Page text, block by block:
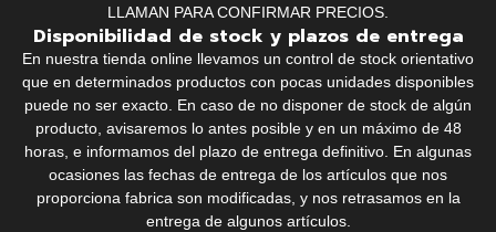
LLAMAN PARA CONFIRMAR PRECIOS.
Disponibilidad de stock y plazos de entrega
En nuestra tienda online llevamos un control de stock orientativo
que en determinados productos con pocas unidades disponibles
puede no ser exacto. En caso de no disponer de stock de algún
producto, avisaremos lo antes posible y en un máximo de 48
horas, e informamos del plazo de entrega definitivo. En algunas
ocasiones las fechas de entrega de los artículos que nos
proporciona fabrica son modificadas, y nos retrasamos en la
entrega de algunos artículos.